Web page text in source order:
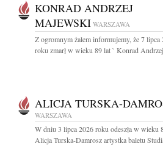
KONRAD ANDRZEJ
MAJEWSKI WARSZAWA
Z ogromnym żalem informujemy, że 7 lipca
roku zmarł w wieku 89 lat ` Konrad
ALICJA TURSKA-
WARSZAWA
W dniu 3 lipca 2026 roku odeszła w wieku
Alicja Turska-Damrosz artystka baletu